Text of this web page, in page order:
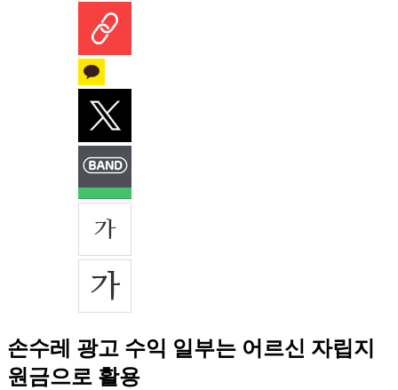
손수레 광고 수익 일부는 어르신 자립지
원금으로 활용